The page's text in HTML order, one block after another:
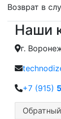
Возврат в
Наши
г.
+7 (915)